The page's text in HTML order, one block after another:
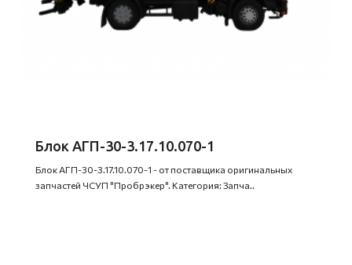
Блок АГП-30-3.17.10.070-1
Блок АГП-30-3.17.10.070-1 - от поставщика оригинальных
запчастей ЧСУП "Пробрэкер". Категория: Запча..